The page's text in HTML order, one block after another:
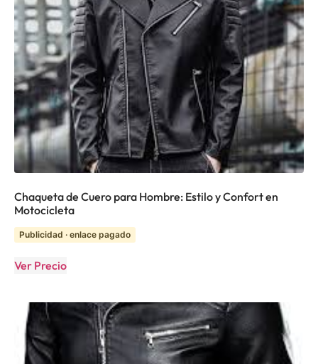
Chaqueta de Cuero para Hombre: Estilo y Confort en
Motocicleta
Publicidad · enlace pagado
Ver Precio